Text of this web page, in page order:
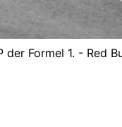
der Formel 1. - Red